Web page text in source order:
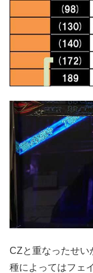
CZと重なったせい
種によってはフェ